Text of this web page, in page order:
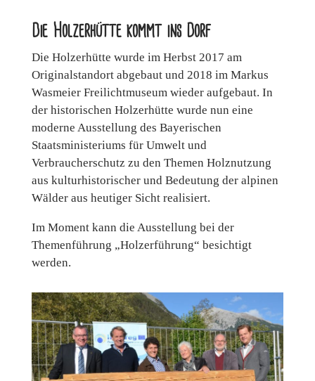
Die Holzerhütte kommt ins Dorf
Die Holzerhütte wurde im Herbst 2017 am
Originalstandort abgebaut und 2018 im Markus
Wasmeier Freilichtmuseum wieder aufgebaut. In
der historischen Holzerhütte wurde nun eine
moderne Ausstellung des Bayerischen
Staatsministeriums für Umwelt und
Verbraucherschutz zu den Themen Holznutzung
aus kulturhistorischer und Bedeutung der alpinen
Wälder aus heutiger Sicht realisiert.
Im Moment kann die Ausstellung bei der
Themenführung „Holzerführung“ besichtigt
werden.